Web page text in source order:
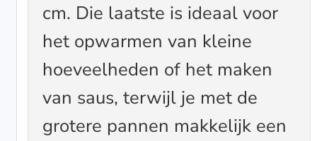
cm. Die laatste is ideaal voor
het opwarmen van kleine
hoeveelheden of het maken
van saus, terwijl je met de
grotere pannen makkelijk een